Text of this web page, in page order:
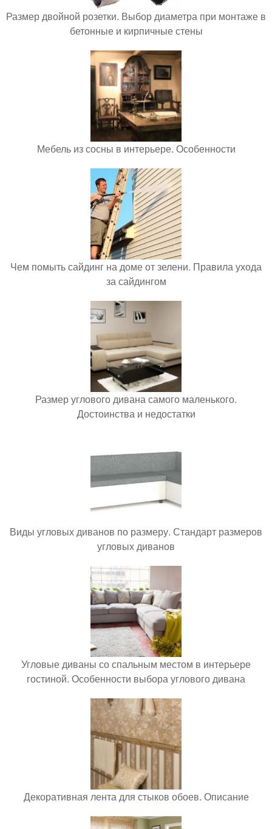
Размер двойной розетки. Выбор диаметра при монтаже в
бетонные и кирпичные стены
Мебель из сосны в интерьере. Особенности
Чем помыть сайдинг на доме от зелени. Правила ухода
за сайдингом
Размер углового дивана самого маленького.
Достоинства и недостатки
Виды угловых диванов по размеру. Стандарт размеров
угловых диванов
Угловые диваны со спальным местом в интерьере
гостиной. Особенности выбора углового дивана
Декоративная лента для стыков обоев. Описание